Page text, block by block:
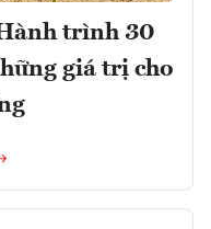
trình 30
giá trị cho